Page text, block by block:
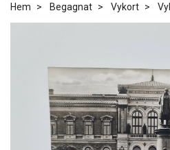
Hem Begagnat Vykort